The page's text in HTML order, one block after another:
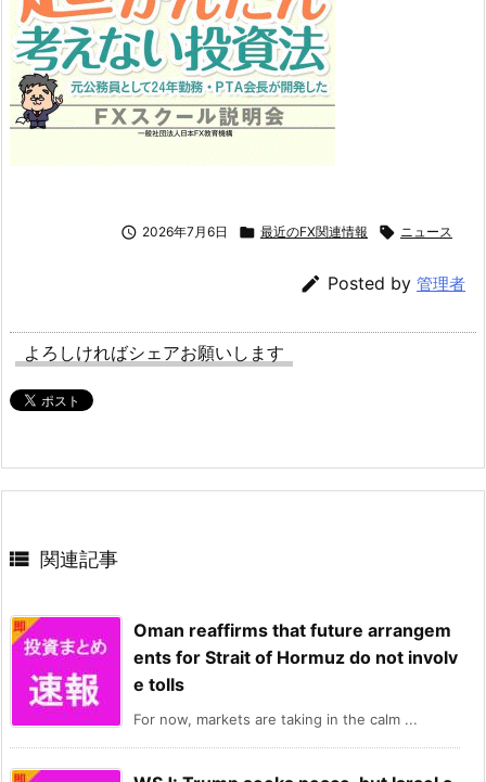
 2026年7月6日  最近のFX関連情報  ニュース
 Posted by 管理者
よろしければシェアお願いします
 関連記事
Oman reaffirms that future arrangem
ents for Strait of Hormuz do not involv
e tolls
For now, markets are taking in the calm ...